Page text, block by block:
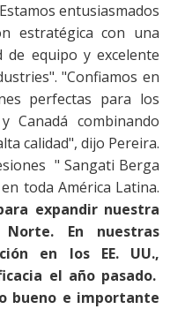
entusiasmados
estratégica con una
de equipo y excelente
"Confiamos en
perfectas para los
Canadá combinando
calidad", dijo Pereira.
" Sangati Berga
toda América Latina.
expandir nuestra
En nuestras
en los EE. UU.,
el año pasado.
bueno e importante